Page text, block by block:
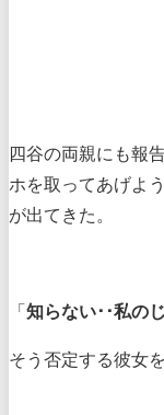
四谷の両親にも報
ホを取ってあげよ
が出てきた。
「 知らない･･私の
そう否定する彼女